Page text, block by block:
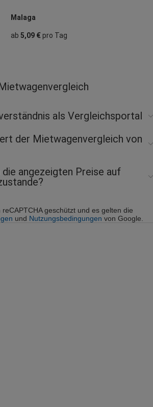
Malaga
ab 5,09 €pro Tag
als Vergleichsportal
der Mietwagenvergleich von
angezeigten Preise auf
geschützt und es gelten die
und Nutzungsbedingungen von Google.